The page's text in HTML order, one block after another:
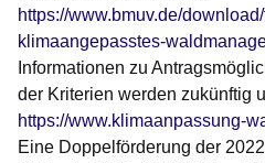
https://www.bmuv.de/
klimaangepasstes-
Informationen zu
der Kriterien werden zukünftig
https://www.klimaanpassung-
Eine Doppelförderung der